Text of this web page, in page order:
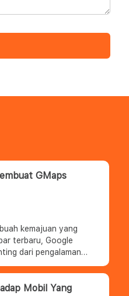
GMaps
kemajuan yang
terbaru, Google
dari pengalaman
Mobil Yang